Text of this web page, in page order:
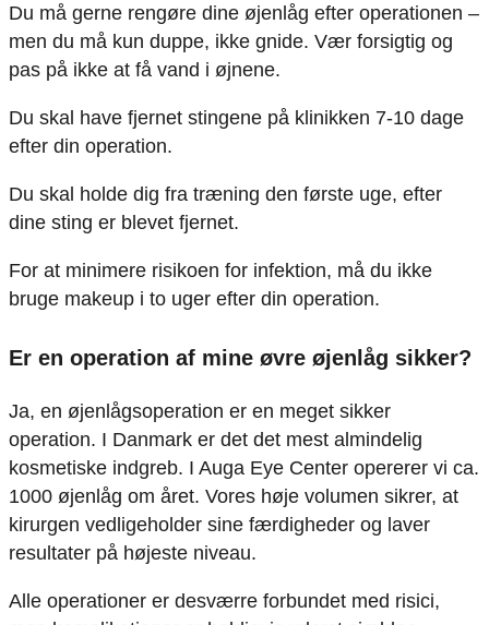
Du må gerne rengøre dine øjenlåg efter operationen –
men du må kun duppe, ikke gnide. Vær forsigtig og
pas på ikke at få vand i øjnene.
Du skal have fjernet stingene på klinikken 7-10 dage
efter din operation.
Du skal holde dig fra træning den første uge, efter
dine sting er blevet fjernet.
For at minimere risikoen for infektion, må du ikke
bruge makeup i to uger efter din operation.
Er en operation af mine øvre øjenlåg sikker?
Ja, en øjenlågsoperation er en meget sikker
operation. I Danmark er det det mest almindelig
kosmetiske indgreb. I Auga Eye Center opererer vi ca.
1000 øjenlåg om året. Vores høje volumen sikrer, at
kirurgen vedligeholder sine færdigheder og laver
resultater på højeste niveau.
Alle operationer er desværre forbundet med risici,